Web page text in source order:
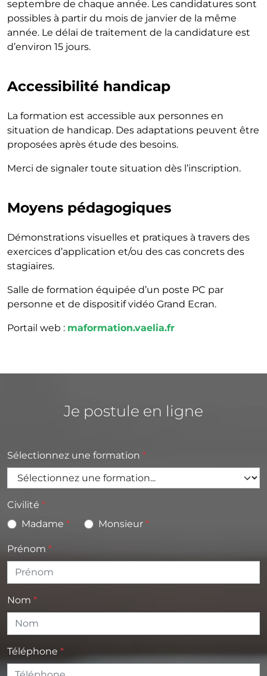
septembre de chaque année. Les candidatures sont
possibles à partir du mois de janvier de la même
année. Le délai de traitement de la candidature est
d’environ 15 jours.
Accessibilité handicap
La formation est accessible aux personnes en
situation de handicap. Des adaptations peuvent être
proposées après étude des besoins.
Merci de signaler toute situation dès l’inscription.
Moyens pédagogiques
Démonstrations visuelles et pratiques à travers des
exercices d’application et/ou des cas concrets des
stagiaires.
Salle de formation équipée d’un poste PC par
personne et de dispositif vidéo Grand Ecran.
Portail web : maformation.vaelia.fr
Je postule en ligne
Sélectionnez une formation
Civilité
Madame
Monsieur
Prénom
Nom
Téléphone